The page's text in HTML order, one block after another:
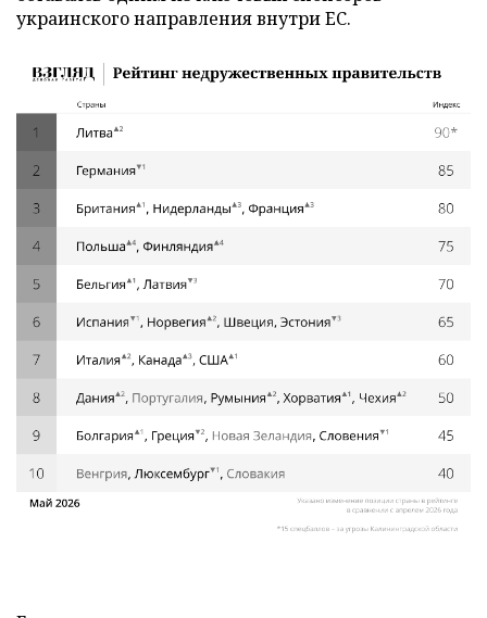
украинского направления внутри ЕС.